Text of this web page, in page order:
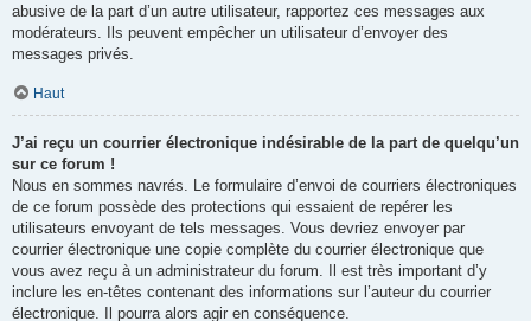
abusive de la part d’un autre utilisateur, rapportez ces messages aux
modérateurs. Ils peuvent empêcher un utilisateur d’envoyer des
messages privés.
Haut
J’ai reçu un courrier électronique indésirable de la part de quelqu’un
sur ce forum !
Nous en sommes navrés. Le formulaire d’envoi de courriers électroniques
de ce forum possède des protections qui essaient de repérer les
utilisateurs envoyant de tels messages. Vous devriez envoyer par
courrier électronique une copie complète du courrier électronique que
vous avez reçu à un administrateur du forum. Il est très important d’y
inclure les en-têtes contenant des informations sur l’auteur du courrier
électronique. Il pourra alors agir en conséquence.